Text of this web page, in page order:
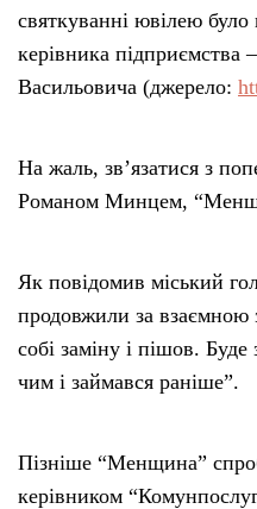
святкуванні ювілею
керівника
Васильовича (джерело:
На жаль, зв’язатися з
Романом Минцем,
Як повідомив міський
продовжили за взаємною
собі заміну і пішов.
чим і займався раніше”.
Пізніше “Менщина”
керівником